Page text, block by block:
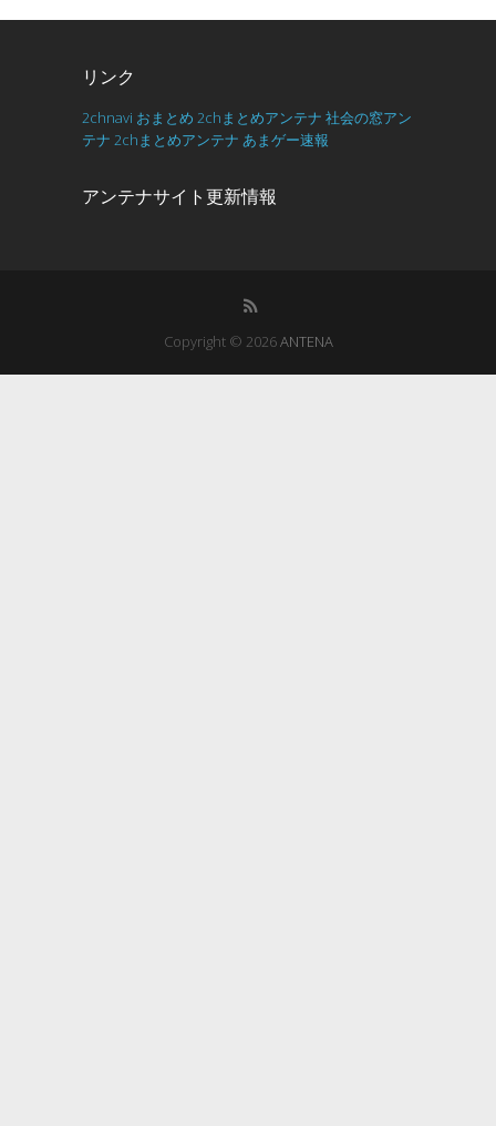
リンク
2chnavi おまとめ 2chまとめアンテナ 社会の窓アン
テナ 2chまとめアンテナ あまゲー速報
アンテナサイト更新情報
Copyright © 2026ANTENA